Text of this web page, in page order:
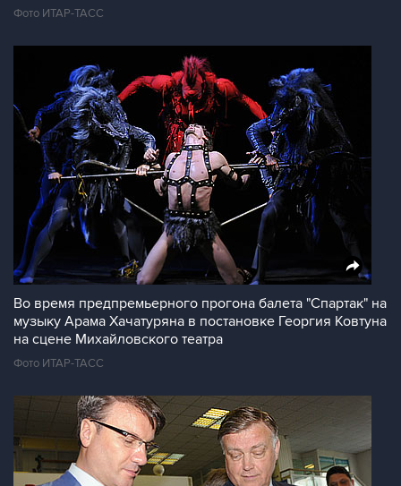
Фото ИТАР-ТАСС
Во время предпремьерного прогона балета "Спартак" на
музыку Арама Хачатуряна в постановке Георгия Ковтуна
на сцене Михайловского театра
Фото ИТАР-ТАСС